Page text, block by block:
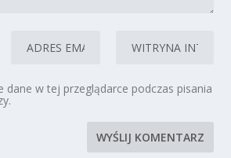
dane w tej przeglądarce podczas pisania